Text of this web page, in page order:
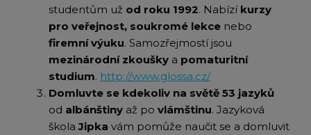
studentům už od roku 1992. Nabízí kurzy
pro veřejnost, soukromé lekce nebo
firemní výuku. Samozřejmostí jsou
mezinárodní zkoušky a pomaturitní
studium. http://www.glossa.cz/
Domluvte se kdekoliv na světě 53 jazyků
od albánštiny až po vlámštinu. Jazyková
školaJipka vám pomůže naučit se a domluvit